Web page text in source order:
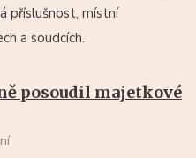
příslušnost, místní
a soudcích.
posoudil majetkové